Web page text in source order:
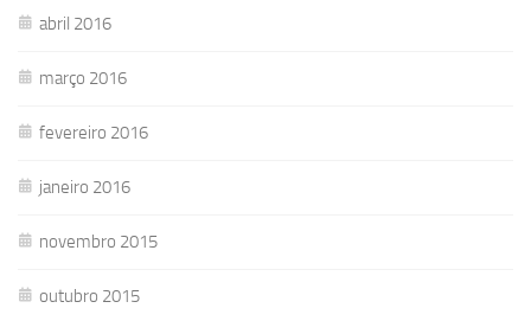
abril 2016
março 2016
fevereiro 2016
janeiro 2016
novembro 2015
outubro 2015